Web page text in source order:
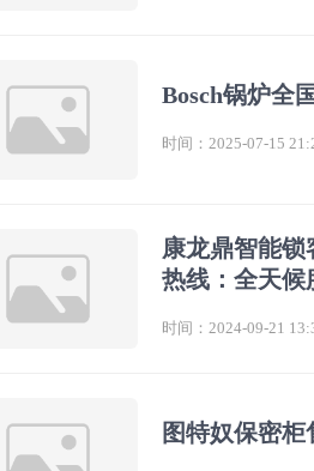
Bosch锅炉全
时间：2025-07-15
康龙鼎智能锁
热线：全天候
时间：2024-09-21
图特奴保密